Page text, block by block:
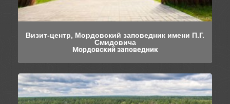
Визит-центр, Мордовский заповедник имени П.Г.
Смидовича
Мордовский заповедник